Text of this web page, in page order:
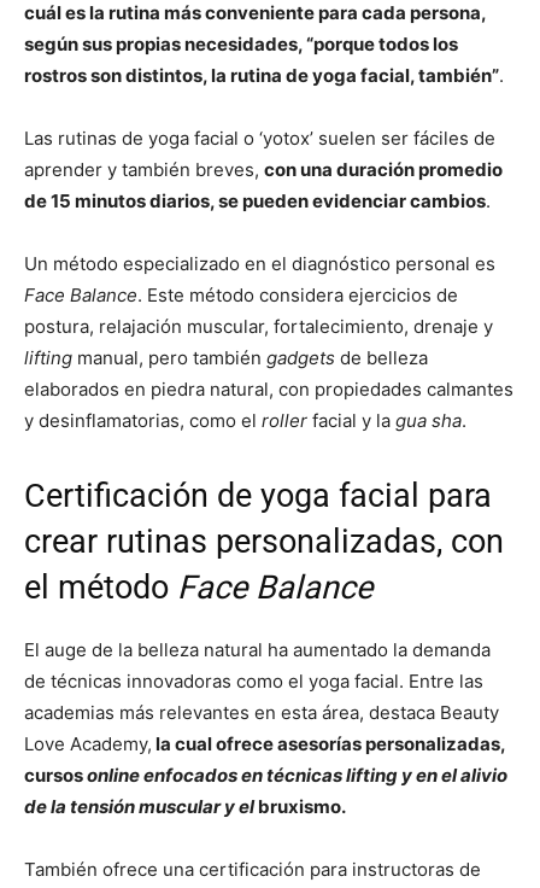
cuál es la rutina más conveniente para cada persona,
según sus propias necesidades, “porque todos los
rostros son distintos, la rutina de yoga facial, también”.
Las rutinas de yoga facial o ‘yotox’ suelen ser fáciles de
aprender y también breves, con una duración promedio
de 15 minutos diarios, se pueden evidenciar cambios.
Un método especializado en el diagnóstico personal es
Face Balance. Este método considera ejercicios de
postura, relajación muscular, fortalecimiento, drenaje y
lifting manual, pero también gadgets de belleza
elaborados en piedra natural, con propiedades calmantes
y desinflamatorias, como el roller facial y la gua sha.
Certificación de yoga facial para
crear rutinas personalizadas, con
el método Face Balance
El auge de la belleza natural ha aumentado la demanda
de técnicas innovadoras como el yoga facial. Entre las
academias más relevantes en esta área, destaca Beauty
Love Academy, la cual ofrece asesorías personalizadas,
cursosonline enfocados en técnicas lifting y en el alivio
de la tensión muscular y elbruxismo.
También ofrece una certificación para instructoras de